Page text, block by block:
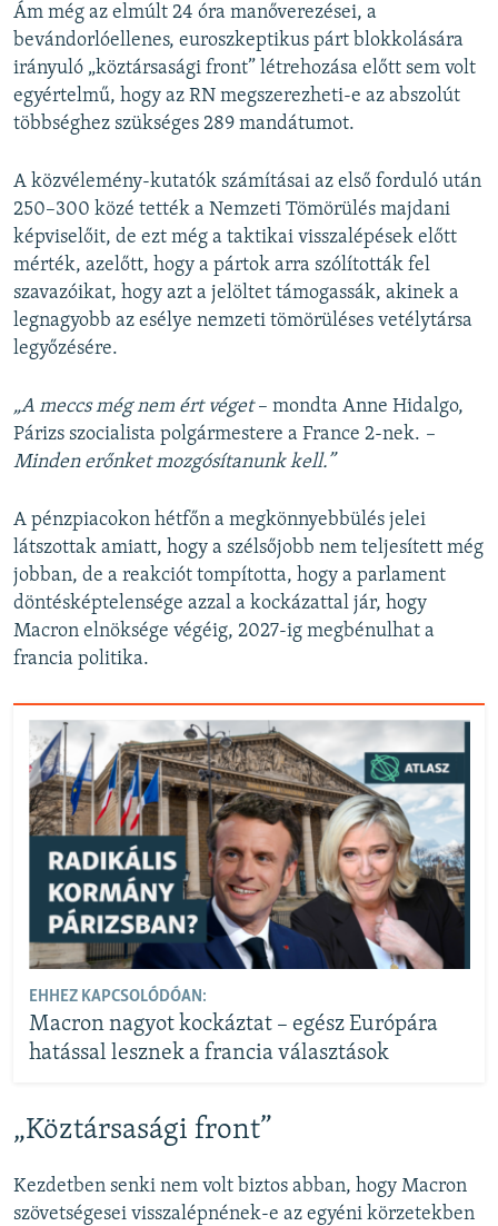
Ám még az elmúlt 24 óra manőverezései, a
bevándorlóellenes, euroszkeptikus párt blokkolására
irányuló „köztársasági front” létrehozása előtt sem volt
egyértelmű, hogy az RN megszerezheti-e az abszolút
többséghez szükséges 289 mandátumot.
A közvélemény-kutatók számításai az első forduló után
250–300 közé tették a Nemzeti Tömörülés majdani
képviselőit, de ezt még a taktikai visszalépések előtt
mérték, azelőtt, hogy a pártok arra szólították fel
szavazóikat, hogy azt a jelöltet támogassák, akinek a
legnagyobb az esélye nemzeti tömörüléses vetélytársa
legyőzésére.
„A meccs még nem ért véget– mondta Anne Hidalgo,
Párizs szocialista polgármestere a France 2-nek. –
Minden erőnket mozgósítanunk kell.”
A pénzpiacokon hétfőn a megkönnyebbülés jelei
látszottak amiatt, hogy a szélsőjobb nem teljesített még
jobban, de a reakciót tompította, hogy a parlament
döntésképtelensége azzal a kockázattal jár, hogy
Macron elnöksége végéig, 2027-ig megbénulhat a
francia politika.
EHHEZ KAPCSOLÓDÓAN:
Macron nagyot kockáztat – egész Európára
hatással lesznek a francia választások
„Köztársasági front”
Kezdetben senki nem volt biztos abban, hogy Macron
szövetségesei visszalépnének-e az egyéni körzetekben